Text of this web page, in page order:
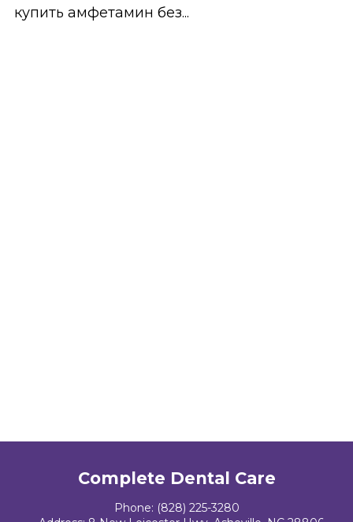
купить амфетамин без...
Complete Dental Care
Phone: (828) 225-3280